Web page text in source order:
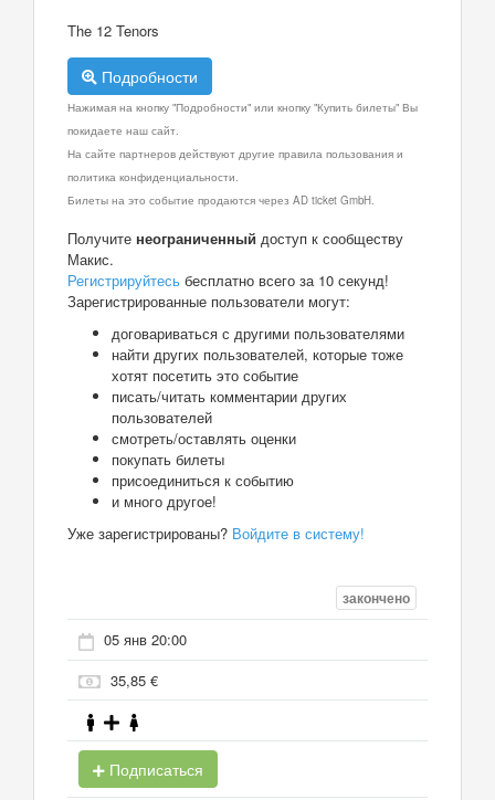
The 12 Tenors
Подробности
Нажимая на кнопку "Подробности" или кнопку "Купить билеты" Вы
покидаете наш сайт.
На сайте партнеров действуют другие правила пользования и
политика конфиденциальности.
Билеты на это событие продаются через AD ticket GmbH.
Получите неограниченный доступ к сообществу
Макис.
Регистрируйтесь бесплатно всего за 10 секунд!
Зарегистрированные пользователи могут:
договариваться с другими пользователями
найти других пользователей, которые тоже
хотят посетить это событие
писать/читать комментарии других
пользователей
смотреть/оставлять оценки
покупать билеты
присоединиться к событию
и много другое!
Уже зарегистрированы? Войдите в систему!
закончено
05 янв 20:00
35,85 €
Подписаться